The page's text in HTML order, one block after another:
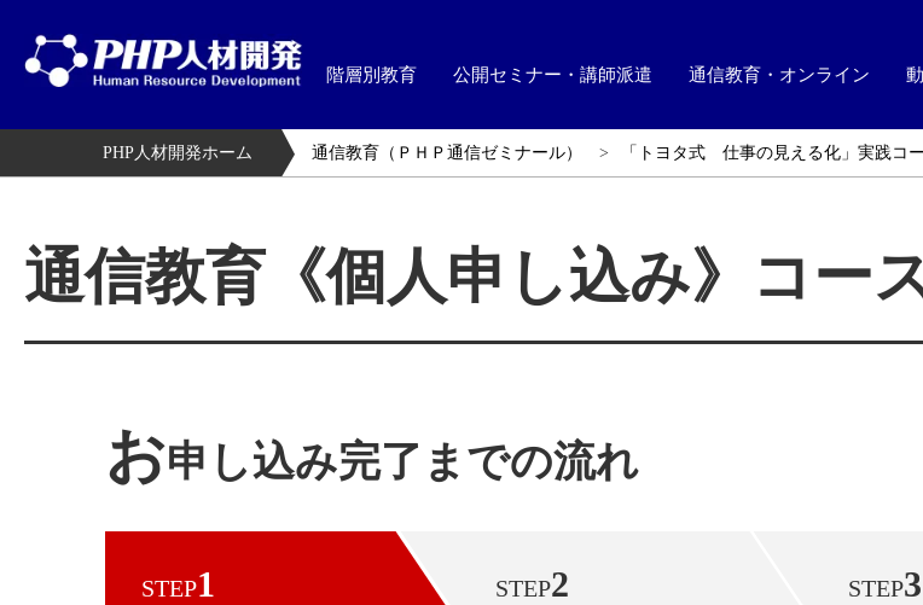
階層別教育 公開セミナー・講師派遣 通信教育・オンライン
PHP人材開発ホーム 通信教育（ＰＨＰ通信ゼミナール） 「トヨタ式 仕事の見える化」実践コ
通信教育《個人申し込み》コー
お申し込み完了までの流れ
STEP1 STEP2 STEP3